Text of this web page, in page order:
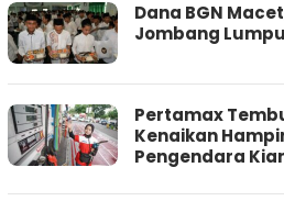
Dana BGN
Jombang
Pertamax
Kenaikan
Pengendara